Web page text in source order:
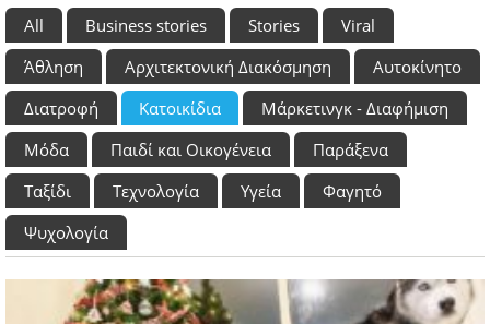
PODCAST
ΠΡΟΣΩΠΑ
ΛΑΡΝΑΚΑ 2030
ΣΥΝΔΕΣΜΟΙ
ΠΕΡΙΣΣΟΤΕΡΑ
All Business stories Stories
Viral
Άθληση
Αρχιτεκτονική Διακόσμηση
Αυτοκίνητο
Διατροφή
Κατοικίδια
Μάρκετινγκ - Διαφήμιση
Μόδα
Παιδί και Οικογένεια
Παράξενα
Ταξίδι
Τεχνολογία Υγεία
Φαγητό
Ψυχολογία